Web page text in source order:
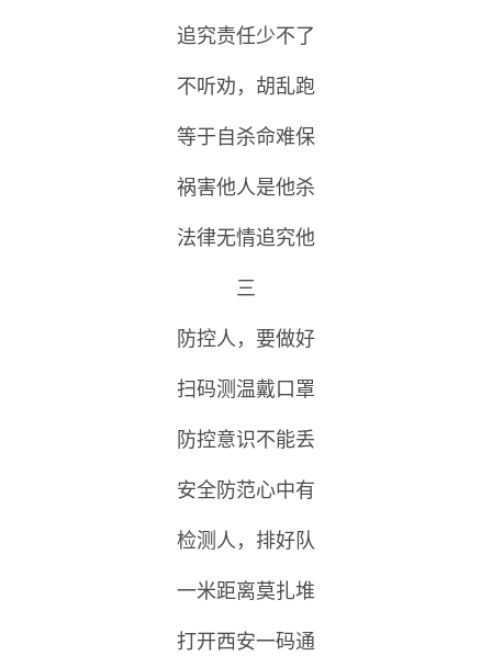
追究责任少不了
不听劝，胡乱跑
等于自杀命难保
祸害他人是他杀
法律无情追究他
三
防控人，要做好
扫码测温戴口罩
防控意识不能丢
安全防范心中有
检测人，排好队
一米距离莫扎堆
打开西安一码通